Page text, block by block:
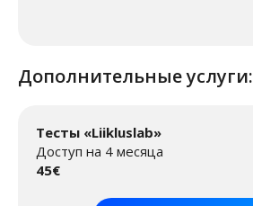
Дополнительные услуги:
Тесты «Liikluslab»
Доступ на 4 месяца
45€